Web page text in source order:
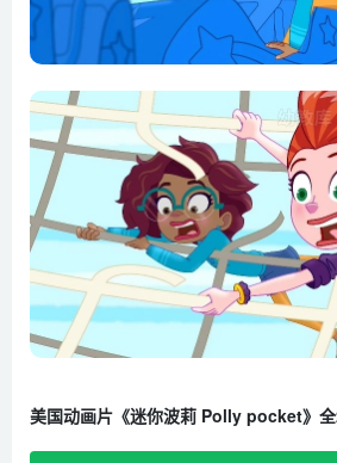
第23集 不太放松的水疗日
第24集 优秀的格温
第25集 揭开吊坠的秘密 上集
第26集 揭开吊坠的秘密 下集